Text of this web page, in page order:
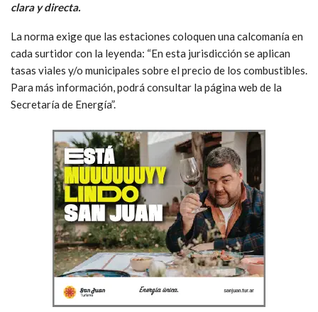
clara y directa.
La norma exige que las estaciones coloquen una calcomanía en
cada surtidor con la leyenda: “En esta jurisdicción se aplican
tasas viales y/o municipales sobre el precio de los combustibles.
Para más información, podrá consultar la página web de la
Secretaría de Energía”.